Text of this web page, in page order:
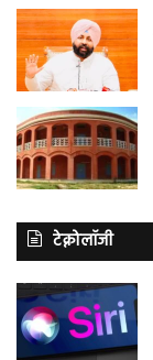
टेक्नोलॉजी